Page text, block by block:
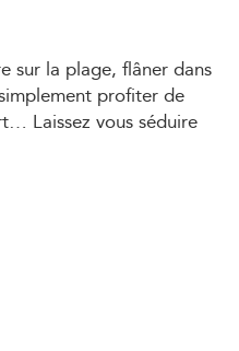
sur la plage, flâner dans
profiter de
Laissez vous séduire